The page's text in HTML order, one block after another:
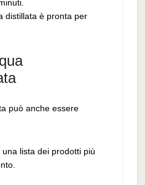
distillata è pronta per
può anche essere
lista dei prodotti più